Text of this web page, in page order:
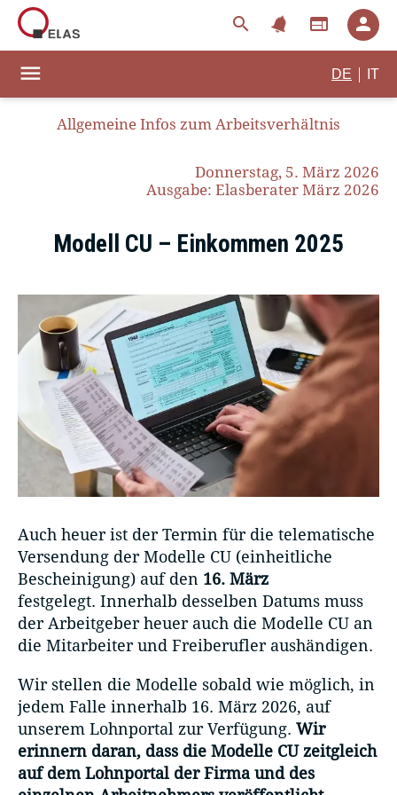
search notifications web person
menu DE IT
Allgemeine Infos zum Arbeitsverhältnis
Donnerstag, 5. März 2026
Ausgabe: Elasberater März 2026
Modell CU – Einkommen 2025
Auch heuer ist der Termin für die telematische
Versendung der Modelle CU (einheitliche
Bescheinigung) auf den 16. März
festgelegt. Innerhalb desselben Datums muss
der Arbeitgeber heuer auch die Modelle CU an
die Mitarbeiter und Freiberufler aushändigen.
Wir stellen die Modelle sobald wie möglich, in
jedem Falle innerhalb 16. März 2026, auf
unserem Lohnportal zur Verfügung. Wir
erinnern daran, dass die Modelle CU zeitgleich
auf dem Lohnportal der Firma und des